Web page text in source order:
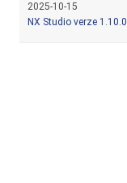
2025-10-15
NX Studio verze 1.10.0